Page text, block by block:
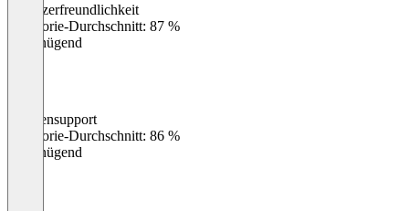
Benutzerfreundlichkeit
Kategorie-Durchschnitt: 87 %
Ungenügend
Kundensupport
Kategorie-Durchschnitt: 86 %
Ungenügend